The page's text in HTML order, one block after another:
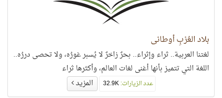
بلاد العُرْبِ أوطاني
لغتنا العربية.. ثراء وإثراء.. بحرٌ زاخرٌ لا يُسبر غورُه، ولا تحصى دررُه..
اللغة التي تتميز بأنها أغنى لغات العالم، وأكثرها ثراء
عدد الزيارات:32.9K المزيد